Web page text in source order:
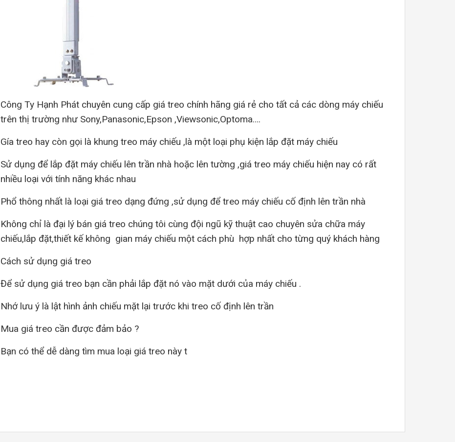
Công Ty Hạnh Phát chuyên cung cấp giá treo chính hãng giá rẻ cho tất cả các dòng máy chiếu
trên thị trường như Sony,Panasonic,Epson ,Viewsonic,Optoma….
Gía treo hay còn gọi là khung treo máy chiếu ,là một loại phụ kiện lắp đặt máy chiếu
Sử dụng để lắp đặt máy chiếu lên trần nhà hoặc lên tường ,giá treo máy chiếu hiện nay có rất
nhiều loại với tính năng khác nhau
Phổ thông nhất là loại giá treo dạng đứng ,sử dụng để treo máy chiếu cố định lên trần nhà
Không chỉ là đại lý bán giá treo chúng tôi cùng đội ngũ kỹ thuật cao chuyên sửa chữa máy
chiếu,lắp đặt,thiết kế không gian máy chiếu một cách phù hợp nhất cho từng quý khách hàng
Cách sử dụng giá treo
Để sử dụng giá treo bạn cần phải lắp đặt nó vào mặt dưới của máy chiếu .
Nhớ lưu ý là lật hình ảnh chiếu mặt lại trước khi treo cố định lên trần
Mua giá treo cần được đảm bảo ?
Bạn có thể dễ dàng tìm mua loại giá treo này t